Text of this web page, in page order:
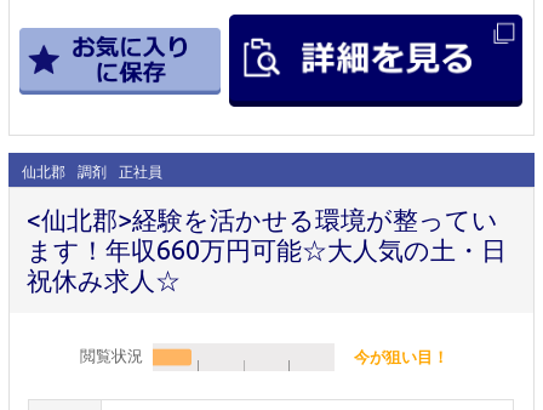
仙北郡 調剤 正社員
<仙北郡>経験を活かせる環境が整ってい
ます！年収660万円可能☆大人気の土・日
祝休み求人☆
閲覧状況 今が狙い目！